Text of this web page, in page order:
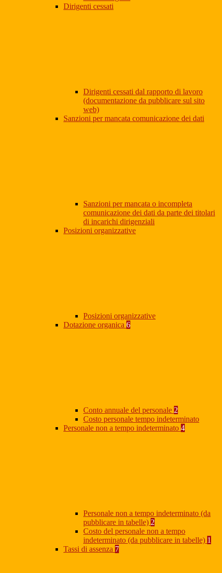
Dirigenti cessati
Dirigenti cessati dal rapporto di lavoro
(documentazione da pubblicare sul sito
web)
Sanzioni per mancata comunicazione dei dati
Sanzioni per mancata o incompleta
comunicazione dei dati da parte dei titolari
di incarichi dirigenziali
Posizioni organizzative
Posizioni organizzative
Dotazione organica 6
Conto annuale del personale 2
Costo personale tempo indeterminato
Personale non a tempo indeterminato 4
Personale non a tempo indeterminato (da
pubblicare in tabelle) 2
Costo del personale non a tempo
indeterminato (da pubblicare in tabelle) 1
Tassi di assenza 7